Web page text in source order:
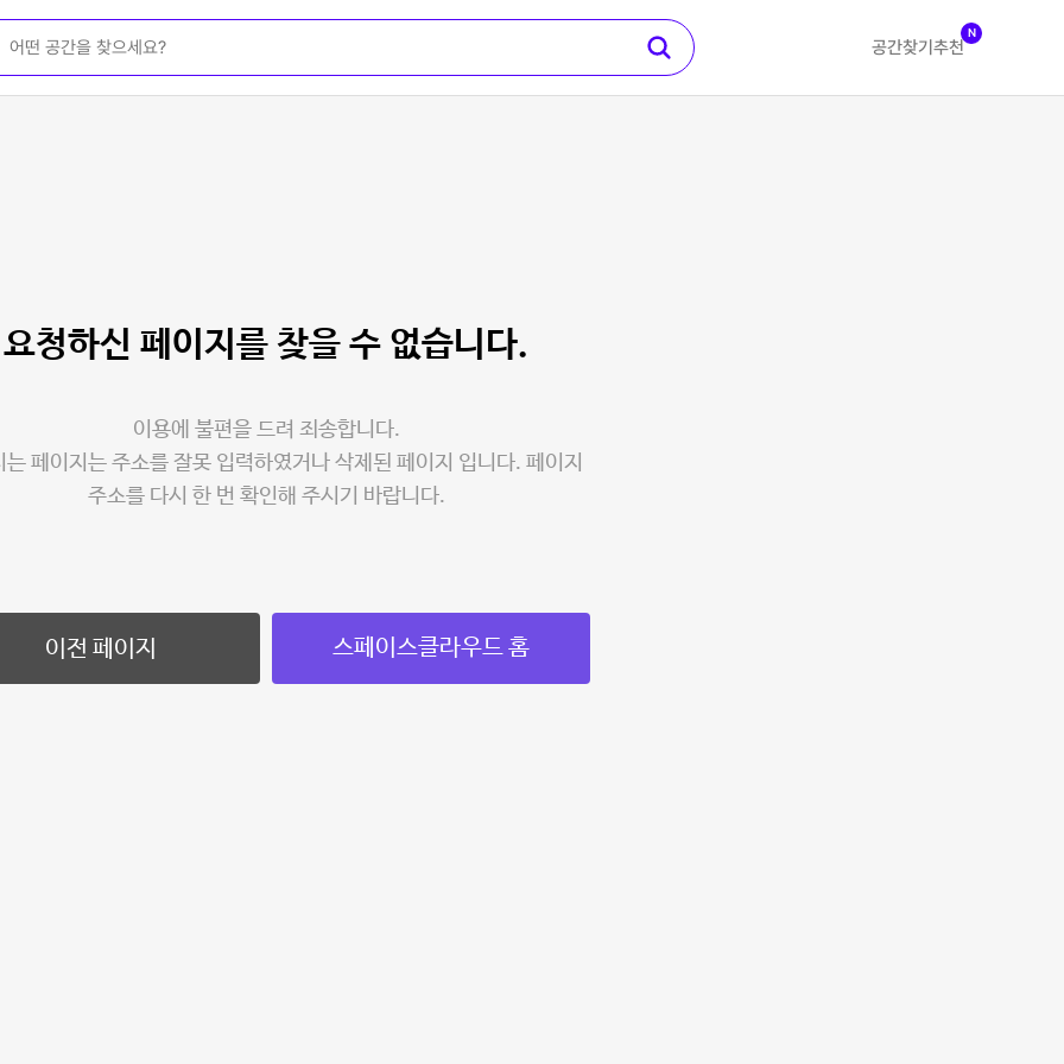
공간찾기 추천
N
요청하신 페이지를 찾을 수 없습니다.
이용에 불편을 드려 죄송합니다.
는 페이지는 주소를 잘못 입력하였거나 삭제된 페이지 입니다. 페이지
주소를 다시 한 번 확인해 주시기 바랍니다.
이전 페이지 스페이스클라우드 홈